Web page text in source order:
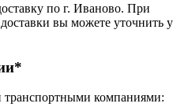
по г. Иваново. При
вы можете уточнить у
компаниями: